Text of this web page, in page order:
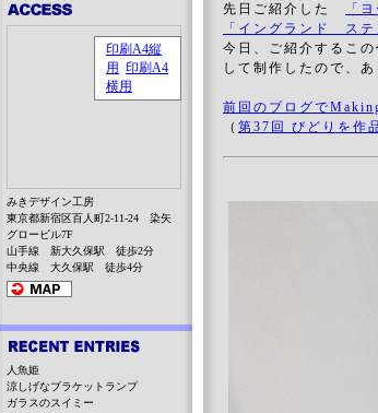
先日ご紹介した 「
「イングランド ステ
今日、ご紹介するこ
して制作したので、あ
前回のブログで
（ 第37回 びどりを作
みきデザイン工房
東京都新宿区百人町2-11-24 染矢
グロービル7F
山手線 新大久保駅 徒歩2分
中央線 大久保駅 徒歩4分
人魚姫
涼しげなブラケットランプ
ガラスのスイミー